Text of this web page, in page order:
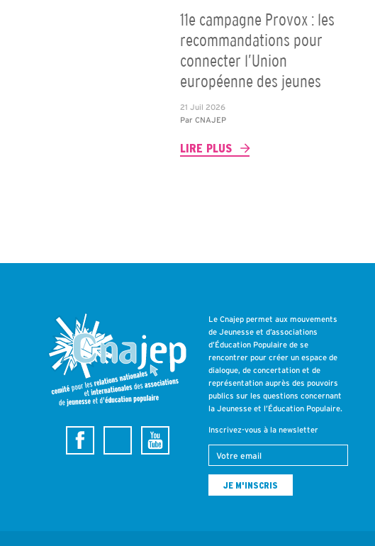
11e campagne Provox : les
recommandations pour
connecter l’Union
européenne des jeunes
21 Juil 2026
ParCNAJEP
LIRE PLUS
Le Cnajep permet aux mouvements
de Jeunesse et d’associations
d’Éducation Populaire de se
rencontrer pour créer un espace de
dialogue, de concertation et de
représentation auprès des pouvoirs
publics sur les questions concernant
la Jeunesse et l’Éducation Populaire.
Inscrivez-vous à la newsletter